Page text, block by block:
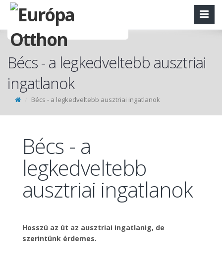
Bécs - a legkedveltebb ausztriai
ingatlanok
Bécs - a legkedveltebb ausztriai ingatlanok
Bécs - a
legkedveltebb
ausztriai ingatlanok
Hosszú az út az ausztriai ingatlanig, de
szerintünk érdemes.